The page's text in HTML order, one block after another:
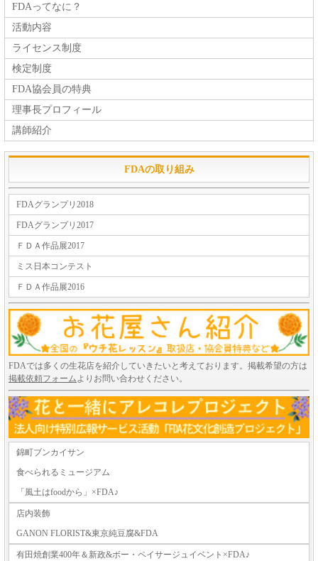
FDAってなに？
活動内容
ライセンス制度
検定制度
FDA協会員の特典
理事長プロフィール
講師紹介
FDAの取り組み
FDAグランプリ2018
FDAグランプリ2017
ＦＤＡ作品展2017
ミス日本コンテスト
ＦＤＡ作品展2016
FDAでは多くの生花店を紹介していきたいと考えております。掲載希望の方は
掲載依頼フォーム よりお問い合わせください。
錦町ブンカイサン
食べられるミュージアム
「風土はfoodから」×FDA♪
店内装飾
GANON FLORIST&東京純豆腐&FDA
有田焼創業400年＆新政&ボー・ペイサージュイベント×FDA♪